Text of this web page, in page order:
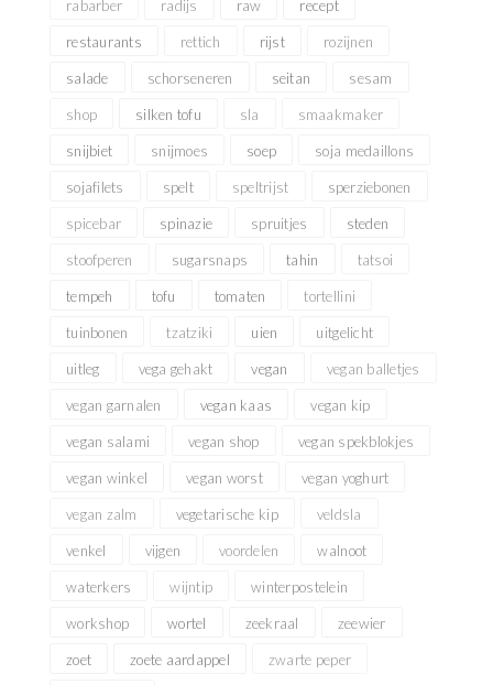
rabarber radijs raw recept
restaurants rettich rijst rozijnen
salade schorseneren seitan sesam
shop silken tofu sla smaakmaker
snijbiet snijmoes soep soja medaillons
sojafilets spelt speltrijst sperziebonen
spicebar spinazie spruitjes steden
stoofperen sugarsnaps tahin tatsoi
tempeh tofu tomaten tortellini
tuinbonen tzatziki uien uitgelicht
uitleg vega gehakt vegan vegan balletjes
vegan garnalen vegan kaas vegan kip
vegan salami vegan shop vegan spekblokjes
vegan winkel vegan worst vegan yoghurt
vegan zalm vegetarische kip veldsla
venkel vijgen voordelen walnoot
waterkers wijntip winterpostelein
workshop wortel zeekraal zeewier
zoet zoete aardappel zwarte peper